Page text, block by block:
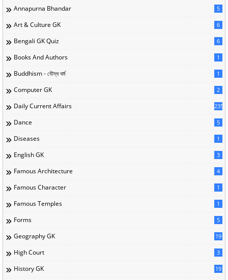
Annapurna Bhandar 5
Art & Culture GK 6
Bengali GK Quiz 6
Books And Authors 1
Buddhism - বৌদ্ধ ধর্ম 1
Computer GK 2
Daily Current Affairs 235
Dance 5
Diseases 1
English GK 3
Famous Architecture 4
Famous Character 1
Famous Temples 1
Forms 5
Geography GK 19
High Court 3
History GK 19